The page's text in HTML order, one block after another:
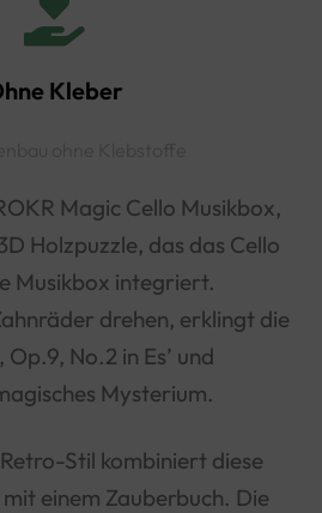
Kleber
Magic Cello Musikbox,
Holzpuzzle, das das Cello
Musikbox integriert.
drehen, erklingt die
No.2 in Es’ und
Mysterium.
Stil kombiniert diese
einem Zauberbuch. Die